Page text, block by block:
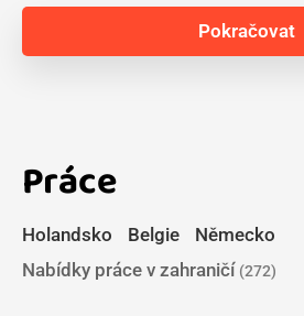
Práce
Holandsko Belgie
Německo
Nabídky práce v zahraničí (272)